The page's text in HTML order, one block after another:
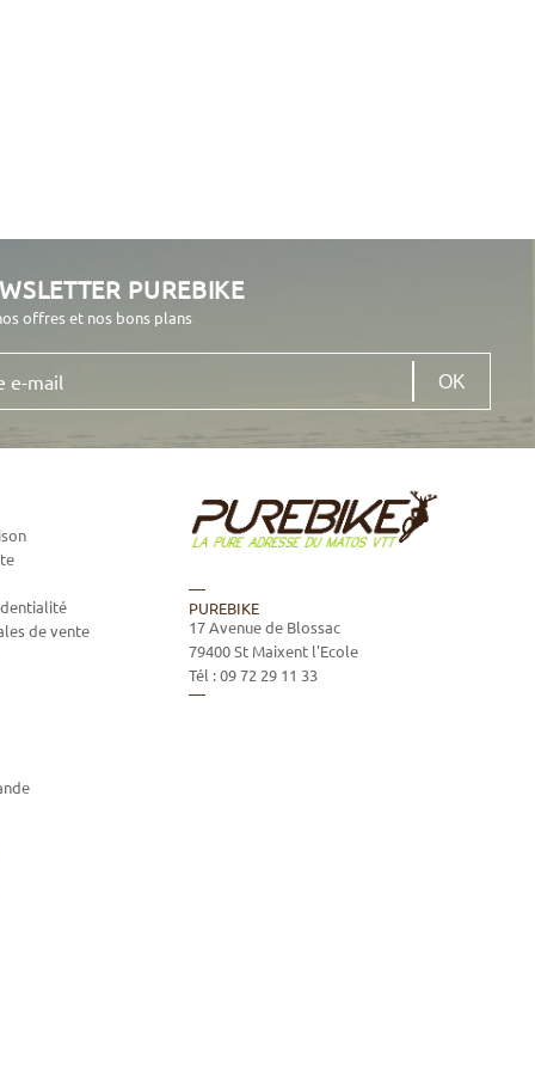
PUREBIKE
offres et nos bons plans
de vente
PUREBIKE
17 Avenue de Blossac
79400St Maixent l'Ecole
Tél :09 72 29 11 33